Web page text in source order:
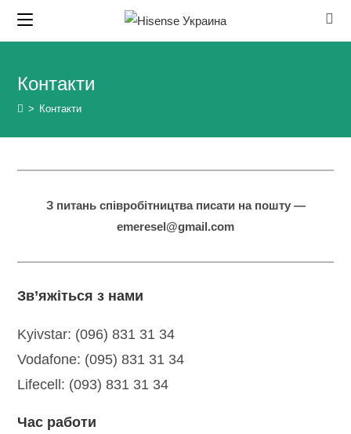
Контакти
> Контакти
З питань співробітництва писати на пошту —
emeresel@gmail.com
Зв’яжіться з нами
Kyivstar: (096) 831 31 34
Vodafone: (095) 831 31 34
Lifecell: (093) 831 31 34
Час работи